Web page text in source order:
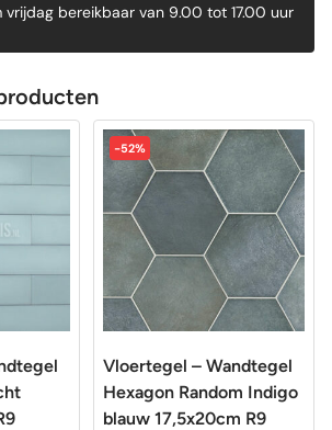
vrijdag bereikbaar van 9.00 tot 17.00 uur
-52%
Vloertegel – Wandtegel
Hexagon Random Indigo
blauw 17,5x20cm R9